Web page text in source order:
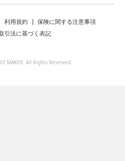
利用規約
保険に関する注意事項
引法に基づく表記
MAKER. All Rights Reserved.